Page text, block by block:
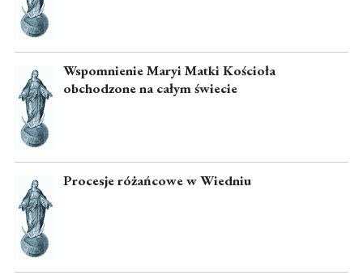
Wspomnienie Maryi Matki Kościoła
obchodzone na całym świecie
Procesje różańcowe w Wiedniu